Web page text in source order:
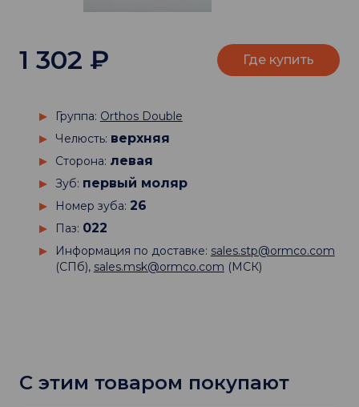
Группа: Orthos Double
Челюсть: верхняя
Сторона: левая
Зуб: первый моляр
Номер зуба: 26
Паз: 022
Информация по доставке: sales.stp@ormco.com
(СПб), sales.msk@ormco.com (МСК)
1 302 ₽ Где купить
С этим товаром покупают